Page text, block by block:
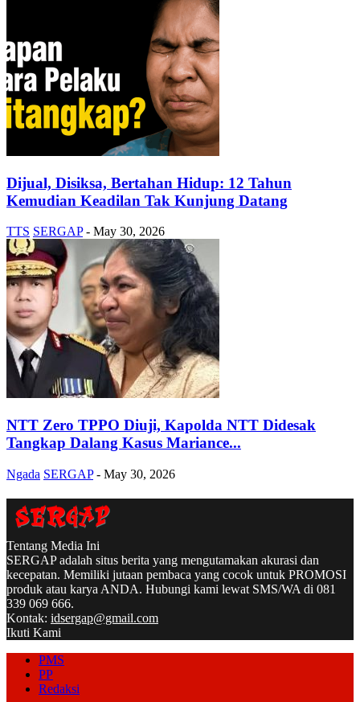
Dijual, Disiksa, Bertahan Hidup: 12 Tahun
Kemudian Keadilan Tak Kunjung Datang
TTS SERGAP - May 30, 2026
NTT Zero TPPO Diuji, Kapolda NTT Didesak
Tangkap Dalang Kasus Mariance...
Ngada SERGAP - May 30, 2026
Tentang Media Ini
SERGAP adalah situs berita yang mengutamakan akurasi dan
kecepatan. Memiliki jutaan pembaca yang cocok untuk PROMOSI
produk atau karya ANDA. Hubungi kami lewat SMS/WA di 081
339 069 666.
Kontak: idsergap@gmail.com
Ikuti Kami
PMS
PP
Redaksi